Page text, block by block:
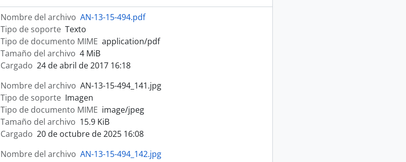
Nombre del archivo AN-13-15-494.pdf
Tipo de soporte Texto
Tipo de documento MIME application/pdf
Tamaño del archivo 4 MiB
Cargado 24 de abril de 2017 16:18
Nombre del archivo AN-13-15-494_141.jpg
Tipo de soporte Imagen
Tipo de documento MIME image/jpeg
Tamaño del archivo 15.9 KiB
Cargado 20 de octubre de 2025 16:08
Nombre del archivo AN-13-15-494_142.jpg